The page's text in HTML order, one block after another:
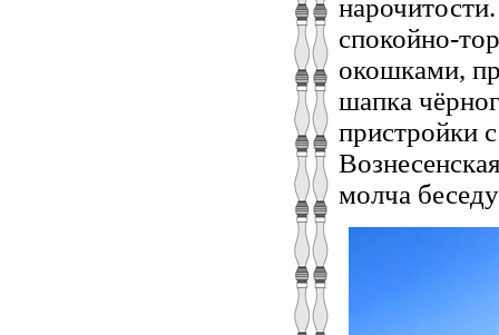
спокойно-
окошками,
шапка
пристройки
молча